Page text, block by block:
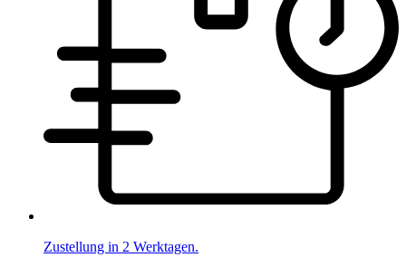
Zustellung in 2 Werktagen.